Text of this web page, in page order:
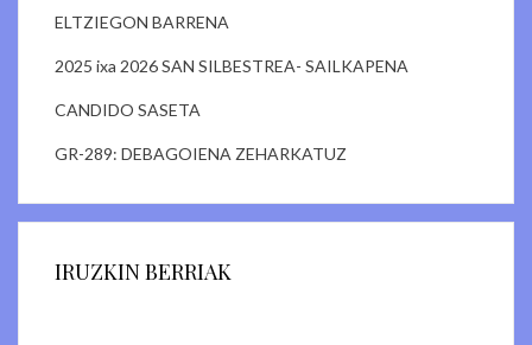
ELTZIEGON BARRENA
2025 ixa 2026 SAN SILBESTREA- SAILKAPENA
CANDIDO SASETA
GR-289: DEBAGOIENA ZEHARKATUZ
IRUZKIN BERRIAK